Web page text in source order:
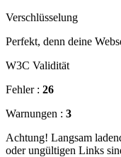
Verschlüsselung
Perfekt, denn deine
W3C Validität
Fehler : 26
Warnungen : 3
Achtung! Langsam
oder ungültigen Links